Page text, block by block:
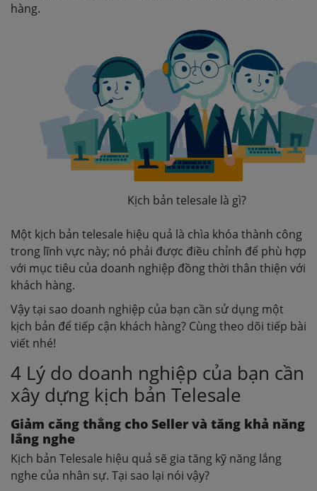
hàng.
Kịch bản telesale là gì?
Một kịch bản telesale hiệu quả là chìa khóa thành công
trong lĩnh vực này; nó phải được điều chỉnh để phù hợp
với mục tiêu của doanh nghiệp đồng thời thân thiện với
khách hàng.
Vậy tại sao doanh nghiệp của bạn cần sử dụng một
kịch bản để tiếp cận khách hàng? Cùng theo dõi tiếp bài
viết nhé!
4 Lý do doanh nghiệp của bạn cần
xây dựng kịch bản Telesale
Giảm căng thẳng cho Seller và tăng khả năng
lắng nghe
Kịch bản Telesale hiệu quả sẽ gia tăng kỹ năng lắng
nghe của nhân sự. Tại sao lại nói vậy?